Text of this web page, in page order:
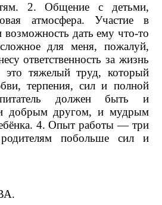
2. Общение с детьми,
атмосфера. Участие в
возможность дать ему что-то
для меня, пожалуй,
ответственность за жизнь
это тяжелый труд, который
терпения, сил и полной
должен быть и
добрым другом, и мудрым
4. Опыт работы — три
побольше сил и